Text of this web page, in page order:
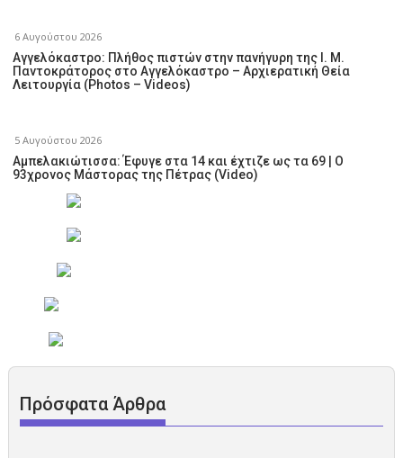
6 Αυγούστου 2026
Αγγελόκαστρο: Πλήθος πιστών στην πανήγυρη της Ι. Μ.
Παντοκράτορος στο Αγγελόκαστρο – Αρχιερατική Θεία
Λειτουργία (Photos – Videos)
5 Αυγούστου 2026
Αμπελακιώτισσα: Έφυγε στα 14 και έχτιζε ως τα 69 | Ο
93χρονος Μάστορας της Πέτρας (Video)
Πρόσφατα Άρθρα